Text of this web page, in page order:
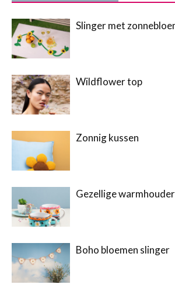
Slinger met
Wildflower top
Zonnig kussen
Gezellige
Boho bloemen slinger